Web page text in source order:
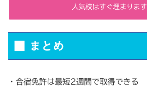
人気校はすぐ埋まります
■ まとめ
・合宿免許は最短2週間で取得できる